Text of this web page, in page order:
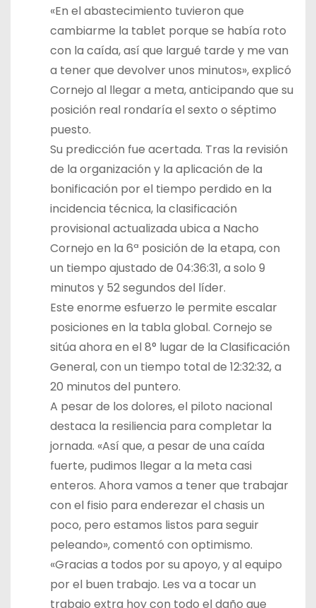
«En el abastecimiento tuvieron que
cambiarme la tablet porque se había roto
con la caída, así que largué tarde y me van
a tener que devolver unos minutos», explicó
Cornejo al llegar a meta, anticipando que su
posición real rondaría el sexto o séptimo
puesto.
Su predicción fue acertada. Tras la revisión
de la organización y la aplicación de la
bonificación por el tiempo perdido en la
incidencia técnica, la clasificación
provisional actualizada ubica a Nacho
Cornejo en la 6ª posición de la etapa, con
un tiempo ajustado de 04:36:31, a solo 9
minutos y 52 segundos del líder.
Este enorme esfuerzo le permite escalar
posiciones en la tabla global. Cornejo se
sitúa ahora en el 8° lugar de la Clasificación
General, con un tiempo total de 12:32:32, a
20 minutos del puntero.
A pesar de los dolores, el piloto nacional
destaca la resiliencia para completar la
jornada. «Así que, a pesar de una caída
fuerte, pudimos llegar a la meta casi
enteros. Ahora vamos a tener que trabajar
con el fisio para enderezar el chasis un
poco, pero estamos listos para seguir
peleando», comentó con optimismo.
«Gracias a todos por su apoyo, y al equipo
por el buen trabajo. Les va a tocar un
trabajo extra hoy con todo el daño que